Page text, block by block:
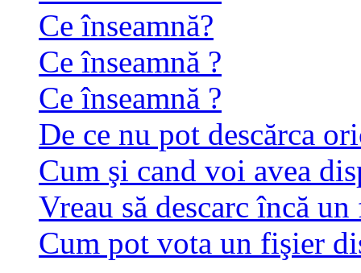
Ce înseamnă?
Ce înseamnă ?
Ce înseamnă ?
De ce nu pot descărca
Cum şi cand voi avea
Vreau să descarc încă
Cum pot vota un fişier